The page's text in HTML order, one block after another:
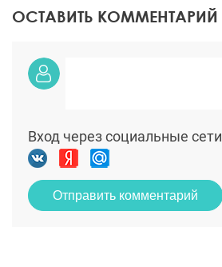
ОСТАВИТЬ КОММЕНТАРИЙ
Вход через социальные сети
Отправить комментарий